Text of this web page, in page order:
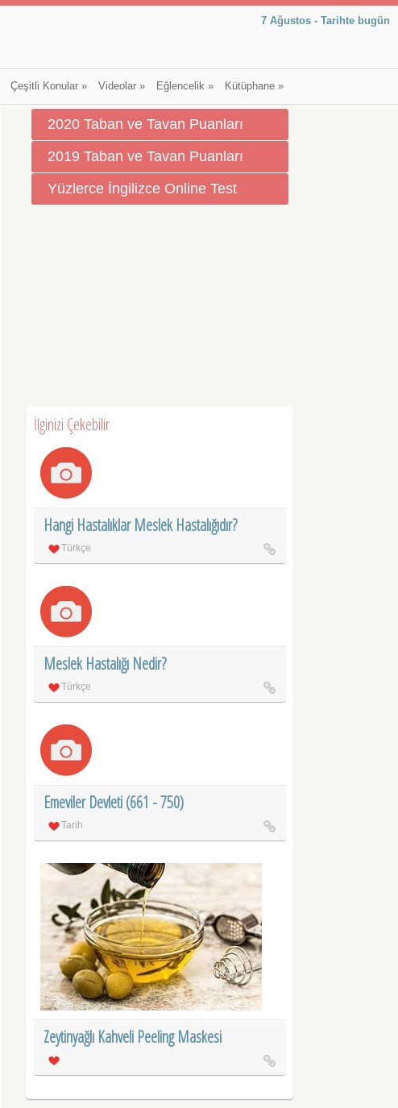
7 Ağustos - Tarihte bugün
Çeşitli Konular» Videolar» Eğlencelik» Kütüphane»
2020 Taban ve Tavan Puanları
2019 Taban ve Tavan Puanları
Yüzlerce İngilizce Online Test
İlginizi Çekebilir
Hangi Hastalıklar Meslek Hastalığıdır?
Türkçe
Meslek Hastalığı Nedir?
Türkçe
Emeviler Devleti (661 - 750)
Tarih
Zeytinyağlı Kahveli Peeling Maskesi